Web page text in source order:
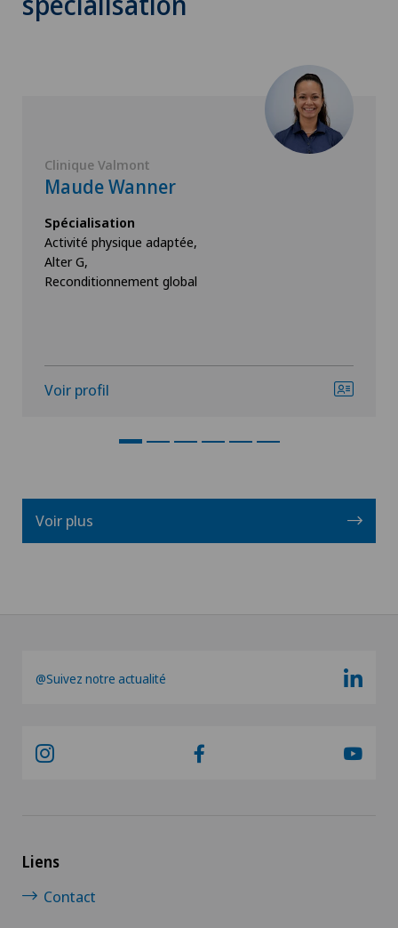
Clinique Valmont
Maude Wanner
Spécialisation
Activité physique adaptée,
Alter G,
Reconditionnement global
Voir profil
Voir plus
@Suivez notre actualité
Liens
Contact